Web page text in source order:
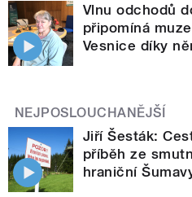
Vlnu odchodů
připomíná
Vesnice díky
NEJPOSLOUCHANĚJŠÍ
Jiří Šesták:
příběh ze
hraniční